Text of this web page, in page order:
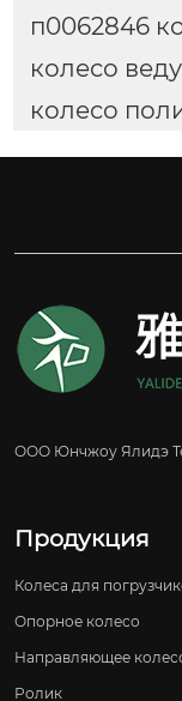
п0062846
колесо
колесо
ООО Юнчжоу Ялидэ
Продукция
Колеса для
Опорное колесо
Направляющее
Ролик